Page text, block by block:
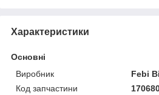
Характеристики
Основні
Виробник
Febi
Код запчастини